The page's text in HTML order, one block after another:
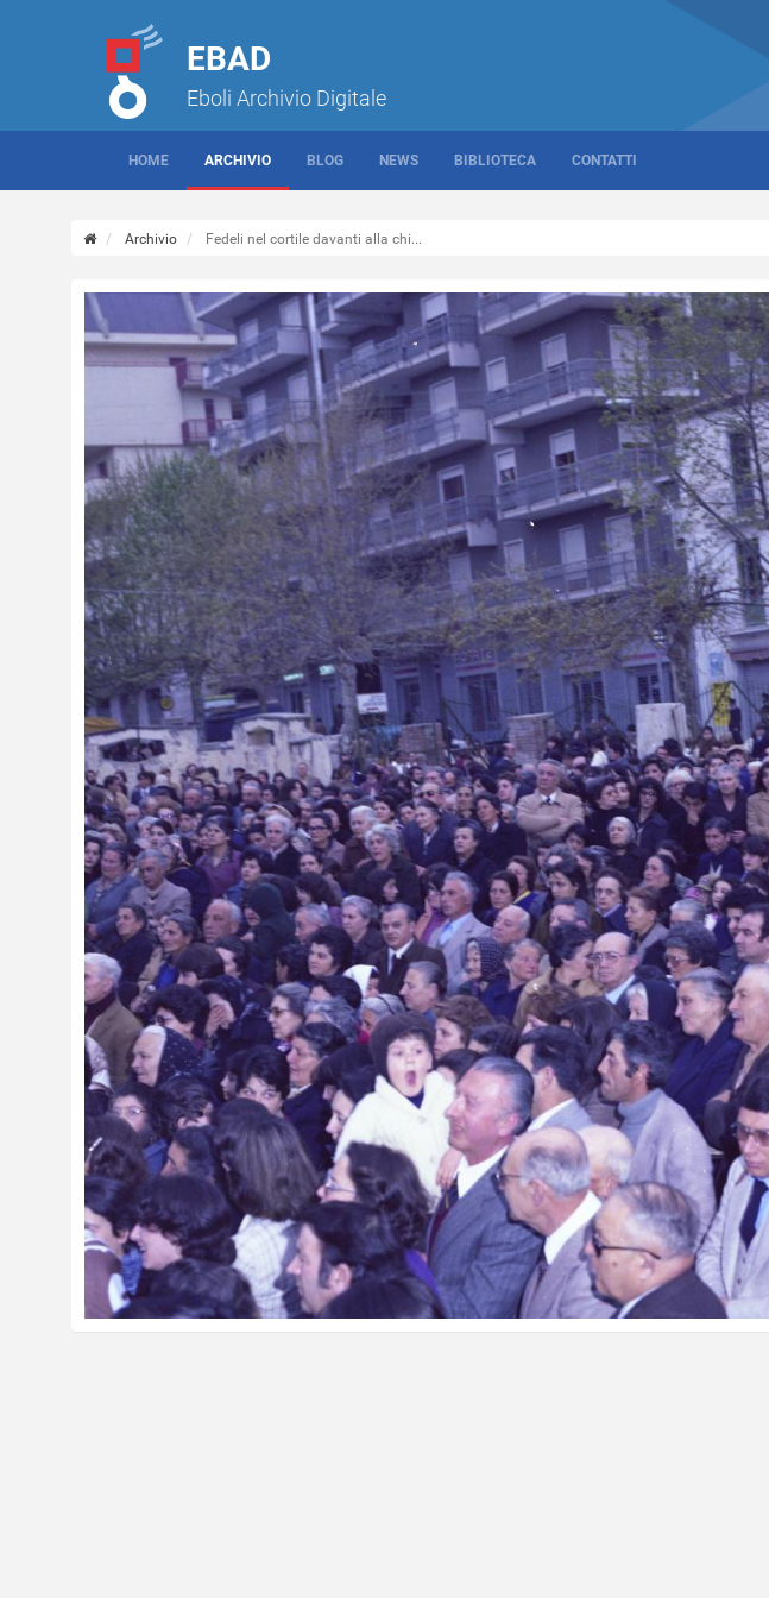
EBAD
Eboli Archivio Digitale
HOME ARCHIVIO BLOG NEWS BIBLIOTECA CONTATTI
Archivio Fedeli nel cortile davanti alla chi...